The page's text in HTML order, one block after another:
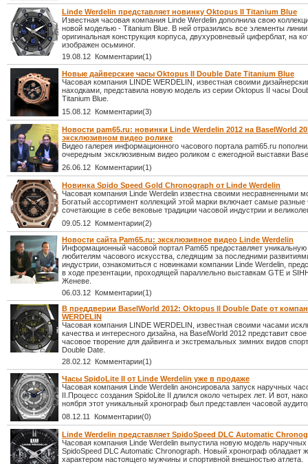
Linde Werdelin представляет новинку Oktopus II Titanium Blue
Известная часовая компания Linde Werdelin дополнила свою
новой моделью - Titanium Blue. В ней отразились все элементы
оригинальная конструкция корпуса, двухуровневый циферблат, на
изображен осьминог.
19.08.12 Комментарии(1)
Новые дайверские часы Oktopus II Double Date Titanium Blue
Часовая компания LINDE WERDELIN, известная своими
находками, представила новую модель из серии Oktopus II часы
Titanium Blue.
15.08.12 Комментарии(3)
Новости pam65.ru: новинки Linde Werdelin 2012 на BaselWorld
эксклюзивном видео ролике
Видео галерея информационного часового портала pam65.ru
очередным эксклюзивным видео роликом с ежегодной выставки
26.06.12 Комментарии(1)
Новинка Spido Speed Gold Chronograph от Linde Werdelin
Часовая компания Linde Werdelin известна своими несравненными
Богатый ассортимент коллекций этой марки включает самые разные
сочетающие в себе вековые традиции часовой индустрии и
09.05.12 Комментарии(2)
Новости сайта Pam65.ru: эксклюзивное видео Linde Werdelin
Информационный часовой портал Pam65 предоставляет
любителям часового искусства, следящим за последними
индустрии, ознакомиться с новинками компании Linde Werdelin,
в ходе презентации, проходящей параллельно выставкам GTE и
Женеве.
06.03.12 Комментарии(1)
В преддверии BaselWorld 2012: Oktopus II Double Date от
WERDELIN
Часовая компания LINDE WERDELIN, известная своими часами
качества и интересного дизайна, на BaselWorld 2012 представит
часовое творение для дайвинга и экстремальных зимних видов
Double Date.
28.02.12 Комментарии(1)
Часы SpidoLite II от Linde Werdelin уже в продаже
Часовая компания Linde Werdelin анонсировала запуск наручных
II.Процесс создания SpidoLite II длился около четырех лет. И вот,
ноября этот уникальный хронограф был представлен часовой
08.12.11 Комментарии(0)
Linde Werdelin представляет SpidoSpeed DLC Automatic
Часовая компания Linde Werdelin выпустила новую модель наручных
SpidoSpeed DLC Automatic Chronograph. Новый хронограф обладает
характером настоящего мужчины и спортивной внешностью атлета.